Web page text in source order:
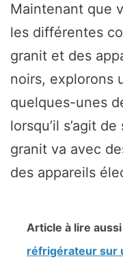
Maintenant que
les différentes
granit et des
noirs, explorons
quelques-unes
lorsqu’il s’agit
granit va avec
des appareils
Article à lire aussi
réfrigérateur sur